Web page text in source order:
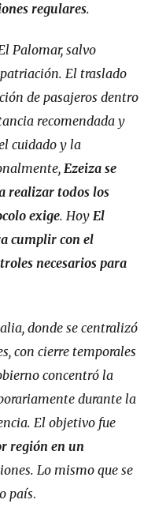
regulares.
Palomar, salvo
El traslado
de pasajeros dentro
recomendada y
cuidado y la
Ezeiza se
realizar todos los
exige. Hoy El
cumplir con el
necesarios para
donde se centralizó
con cierre temporales
concentró la
durante la
El objetivo fue
región en un
Lo mismo que se
país.